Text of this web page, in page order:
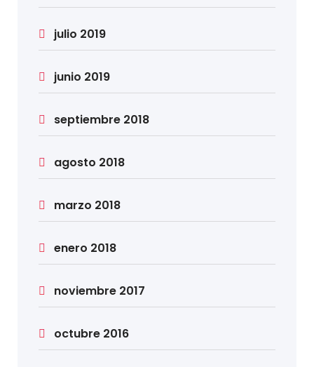
julio 2019
junio 2019
septiembre 2018
agosto 2018
marzo 2018
enero 2018
noviembre 2017
octubre 2016